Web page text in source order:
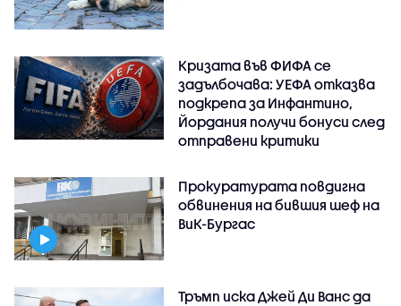
Кризата във ФИФА се
задълбочава: УЕФА отказва
подкрепа за Инфантино,
Йордания получи бонуси след
отправени критики
Прокуратурата повдигна
обвинения на бившия шеф на
ВиК-Бургас
Тръмп иска Джей Ди Ванс да